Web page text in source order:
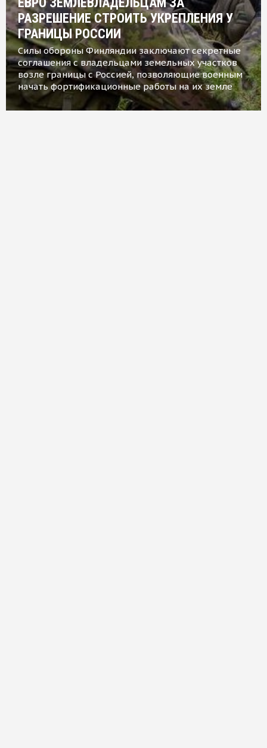
РАЗРЕШЕНИЕ СТРОИТЬ УКРЕПЛЕНИЯ У
ГРАНИЦЫ РОССИИ
Силы обороны Финляндии заключают секретные
соглашения с владельцами земельных участков
возле границы с Россией, позволяющие военным
начать фортификационные работы на их земле